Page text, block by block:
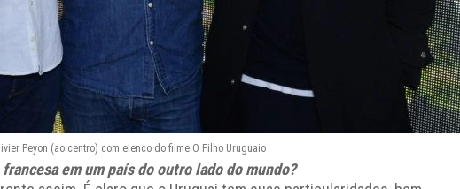
Peyon (ao centro) com elenco do filme O Filho Uruguaio
em um país do outro lado do mundo?